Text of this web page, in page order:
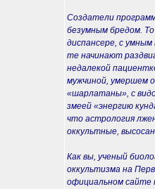
Создатели
безумным бредом.
диспансере, с
те начинают
недалекой
мужчиной, умершем
«шарлатаны», с
змеей «энергию
что астрология
оккультные,
Как вы, ученый
оккультизма на
официальном сайте